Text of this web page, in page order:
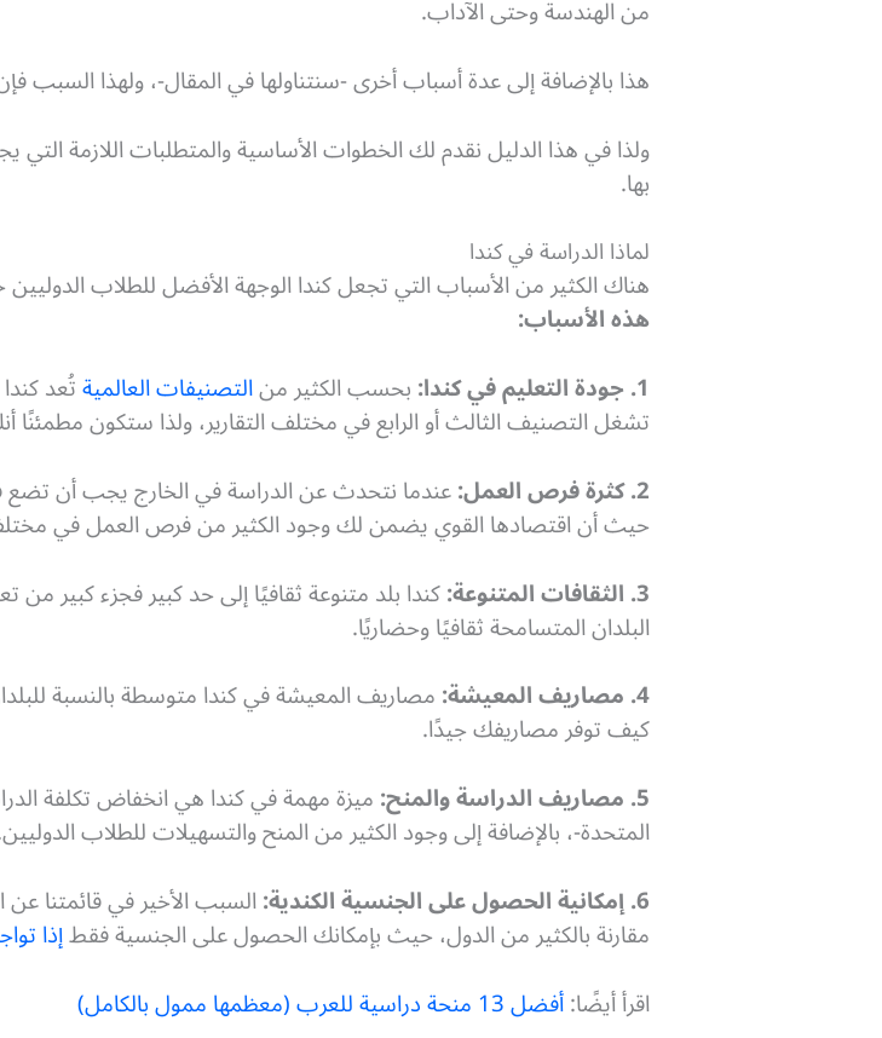
من الهندسة وحتى الآداب.
هذا بالإضافة إلى عدة أسباب أخرى -سنتناولها في المقال-، ولهذا السبب
ولذا في هذا الدليل نقدم لك الخطوات الأساسية والمتطلبات اللازمة
بها.
لماذا الدراسة في كندا
هناك الكثير من الأسباب التي تجعل كندا الوجهة الأفضل للطلاب
هذه الأسباب:
1. جودة التعليم في كندا:
بحسب الكثير منالتصنيفات العالميةتُعد
تشغل التصنيف الثالث أو الرابع في مختلف التقارير، ولذا ستكون
2. كثرة فرص العمل:
عندما نتحدث عن الدراسة في الخارج يجب أن تضع
حيث أن اقتصادها القوي يضمن لك وجود الكثير من فرص العمل في
3. الثقافات المتنوعة:
كندا بلد متنوعة ثقافيًا إلى حد كبير فجزء كبير
البلدان المتسامحة ثقافيًا وحضاريًا.
4. مصاريف المعيشة:
مصاريف المعيشة في كندا متوسطة بالنسبة
كيف توفر مصاريفك جيدًا.
5. مصاريف الدراسة والمنح:
ميزة مهمة في كندا هي انخفاض تكلفة
المتحدة-، بالإضافة إلى وجود الكثير من المنح والتسهيلات للطلاب
6. إمكانية الحصول على الجنسية الكندية:
السبب الأخير في قائمتنا
مقارنة بالكثير من الدول، حيث بإمكانك الحصول على الجنسية فقطإذا
اقرأ أيضًا:أفضل 13 منحة دراسية للعرب (معظمها ممول بالكامل)